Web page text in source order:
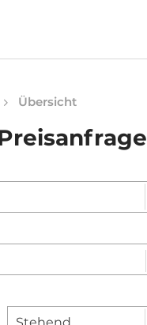
Übersicht